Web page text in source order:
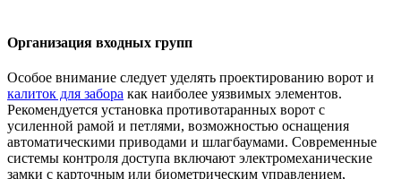
Организация входных групп
Особое внимание следует уделять проектированию ворот и
калиток для забора как наиболее уязвимых элементов.
Рекомендуется установка противотаранных ворот с
усиленной рамой и петлями, возможностью оснащения
автоматическими приводами и шлагбаумами. Современные
системы контроля доступа включают электромеханические
замки с карточным или биометрическим управлением,